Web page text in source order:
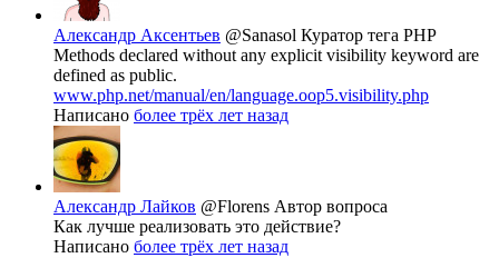
Александр Аксентьев @Sanasol Куратор тега PHP
Methods declared without any explicit visibility keyword are
defined as public.
www.php.net/manual/en/language.oop5.visibility.php
Написано более трёх лет назад
Александр Лайков @Florens Автор вопроса
Как лучше реализовать это действие?
Написано более трёх лет назад